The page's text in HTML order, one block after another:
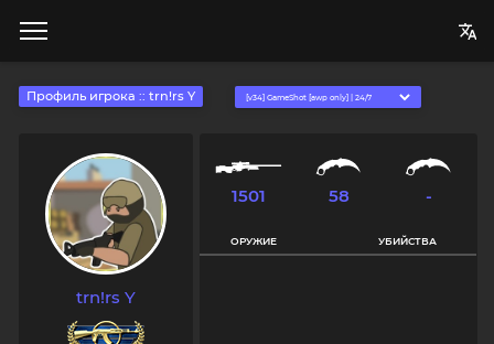
Профиль игрока :: trn!rs Y
trn!rs Y
1501 58 -
ОРУЖИЕ УБИЙСТВА